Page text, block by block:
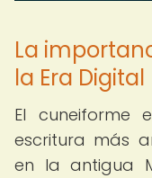
La
la Era Digital
El cuneiforme
escritura más
en la antigua